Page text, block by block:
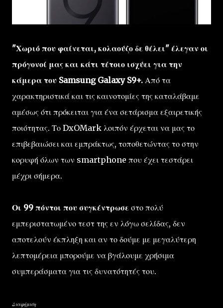
"Χωριό που φαίνεται, κολαούζο δε θέλει" έλεγαν οι
πρόγονοί μας και κάτι τέτοιο ισχύει για την
κάμερα του Samsung Galaxy S9+. Από τα
χαρακτηριστικά και τις καινοτομίες της καταλάβαμε
αμέσως ότι πρόκειται για ένα σετάρισμα εξαιρετικής
ποιότητας. Το DxOMark λοιπόν έρχεται να μας το
επιβεβαιώσει και εμπράκτως, τοποθετώντας το στην
κορυφή όλων των smartphone που έχει τεστάρει
μέχρι σήμερα.
Οι 99 πόντοι που συγκέντρωσε στο πολύ
εμπεριστατωμένο τεστ της εν λόγω σελίδας, δεν
αποτελούν έκπληξη και αν το δούμε με μεγαλύτερη
λεπτομέρεια μπορούμε να βγάλουμε χρήσιμα
συμπεράσματα για τις δυνατότητές του.
Διαφήμιση